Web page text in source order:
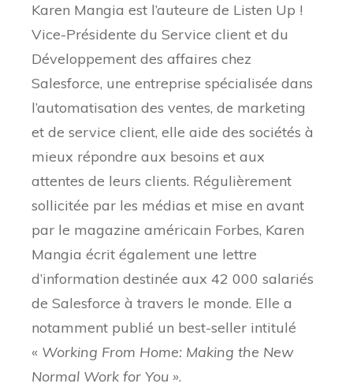
Karen Mangia est l’auteure de Listen Up !
Vice-Présidente du Service client et du
Développement des affaires chez
Salesforce, une entreprise spécialisée dans
l’automatisation des ventes, de marketing
et de service client, elle aide des sociétés à
mieux répondre aux besoins et aux
attentes de leurs clients. Régulièrement
sollicitée par les médias et mise en avant
par le magazine américain Forbes, Karen
Mangia écrit également une lettre
d’information destinée aux 42 000 salariés
de Salesforce à travers le monde. Elle a
notamment publié un best-seller intitulé
« Working From Home: Making the New
Normal Work for You ».